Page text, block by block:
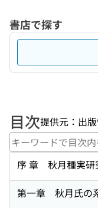
書店で探す
目次提供元：出
序 章 秋月種実研
第一章 秋月氏の